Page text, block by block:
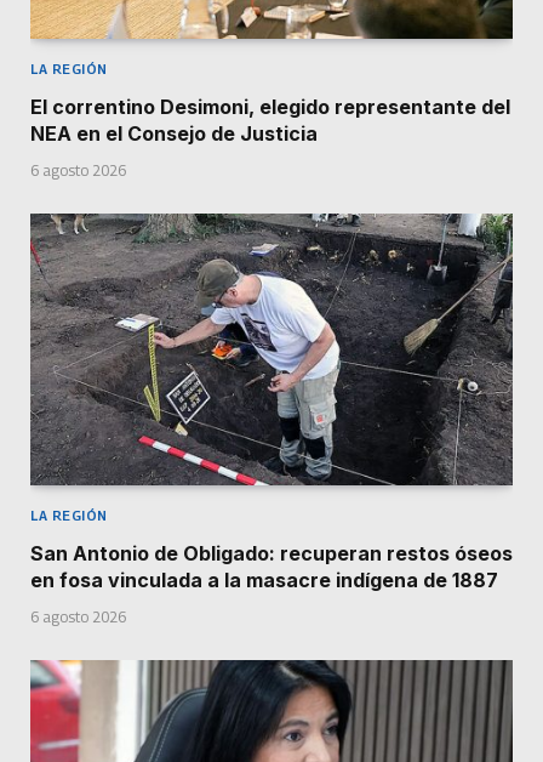
LA REGIÓN
El correntino Desimoni, elegido representante del
NEA en el Consejo de Justicia
6 agosto 2026
LA REGIÓN
San Antonio de Obligado: recuperan restos óseos
en fosa vinculada a la masacre indígena de 1887
6 agosto 2026